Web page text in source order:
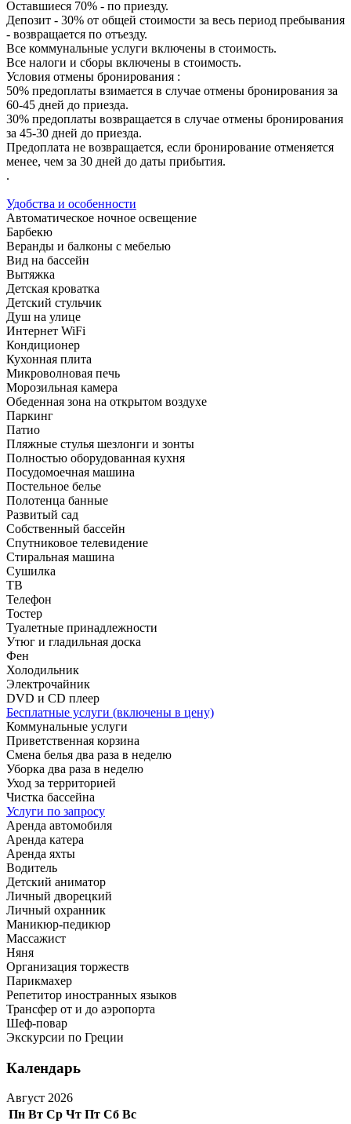
Оставшиеся 70% - по приезду.
Депозит - 30% от общей стоимости за весь период пребывания
- возвращается по отъезду.
Все коммунальные услуги включены в стоимость.
Все налоги и сборы включены в стоимость.
Условия отмены бронирования :
50% предоплаты взимается в случае отмены бронирования за
60-45 дней до приезда.
30% предоплаты возвращается в случае отмены бронирования
за 45-30 дней до приезда.
Предоплата не возвращается, если бронирование отменяется
менее, чем за 30 дней до даты прибытия.
.
Удобства и особенности
Автоматическое ночное освещение
Барбекю
Веранды и балконы с мебелью
Вид на бассейн
Вытяжка
Детская кроватка
Детский стульчик
Душ на улице
Интернет WiFi
Кондиционер
Кухонная плита
Микроволновая печь
Морозильная камера
Обеденная зона на открытом воздухе
Паркинг
Патио
Пляжные стулья шезлонги и зонты
Полностью оборудованная кухня
Посудомоечная машина
Постельное белье
Полотенца банные
Развитый сад
Собственный бассейн
Спутниковое телевидение
Стиральная машина
Сушилка
ТВ
Телефон
Тостер
Туалетные принадлежности
Утюг и гладильная доска
Фен
Холодильник
Электрочайник
DVD и CD плеер
Бесплатные услуги (включены в цену)
Коммунальные услуги
Приветственная корзина
Смена белья два раза в неделю
Уборка два раза в неделю
Уход за территорией
Чистка бассейна
Услуги по запросу
Аренда автомобиля
Аренда катера
Аренда яхты
Водитель
Детский аниматор
Личный дворецкий
Личный охранник
Маникюр-педикюр
Массажист
Няня
Организация торжеств
Парикмахер
Репетитор иностранных языков
Трансфер от и до аэропорта
Шеф-повар
Экскурсии по Греции
Календарь
Август 2026
Пн Вт Ср Чт Пт Сб Вс